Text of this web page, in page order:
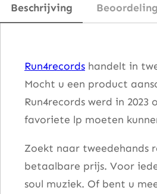
m
Beschrijving
Run4records handelt in
Mocht u een product
Run4records werd in
favoriete lp moeten
Zoekt naar tweedehands
betaalbare prijs. Voor
soul muziek. Of bent u